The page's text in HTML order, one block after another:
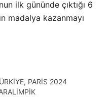
ilk gününde çıktığı 6
madalya kazanmayı
PARİS 2024